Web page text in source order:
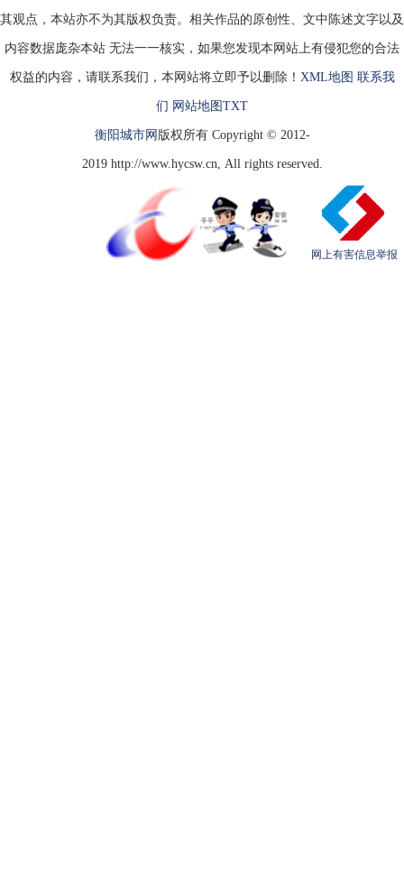
其观点，本站亦不为其版权负责。相关作品的原创性、文中陈述文字以及
内容数据庞杂本站 无法一一核实，如果您发现本网站上有侵犯您的合法
权益的内容，请联系我们，本网站将立即予以删除！ XML地图 联系我
们 网站地图 TXT
衡阳城市网 版权所有 Copyright © 2012-
2019 http://www.hycsw.cn, All rights reserved.
网上有害信息举报